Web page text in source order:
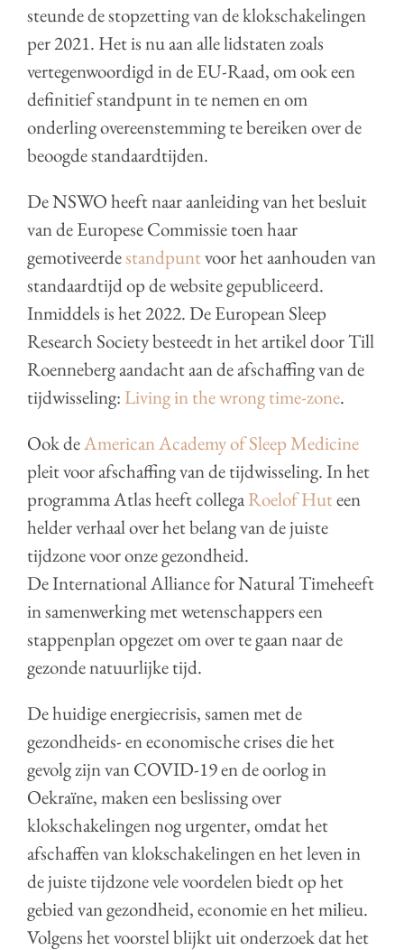
steunde de stopzetting van de klokschakelingen
per 2021. Het is nu aan alle lidstaten zoals
vertegenwoordigd in de EU-Raad, om ook een
definitief standpunt in te nemen en om
onderling overeenstemming te bereiken over de
beoogde standaardtijden.
De NSWO heeft naar aanleiding van het besluit
van de Europese Commissie toen haar
gemotiveerdestandpuntvoor het aanhouden van
standaardtijd op de website gepubliceerd.
Inmiddels is het 2022. De European Sleep
Research Society besteedt in het artikel door Till
Roenneberg aandacht aan de afschaffing van de
tijdwisseling: Living in the wrong time-zone.
Ook deAmerican Academy of Sleep Medicine
pleit voor afschaffing van de tijdwisseling. In het
programma Atlas heeft collegaRoelof Huteen
helder verhaal over het belang van de juiste
tijdzone voor onze gezondheid.
De International Alliance for Natural Timeheeft
in samenwerking met wetenschappers een
stappenplan opgezet om over te gaan naar de
gezonde natuurlijke tijd.
De huidige energiecrisis, samen met de
gezondheids- en economische crises die het
gevolg zijn van COVID-19 en de oorlog in
Oekraïne, maken een beslissing over
klokschakelingen nog urgenter, omdat het
afschaffen van klokschakelingen en het leven in
de juiste tijdzone vele voordelen biedt op het
gebied van gezondheid, economie en het milieu.
Volgens het voorstel blijkt uit onderzoek dat het